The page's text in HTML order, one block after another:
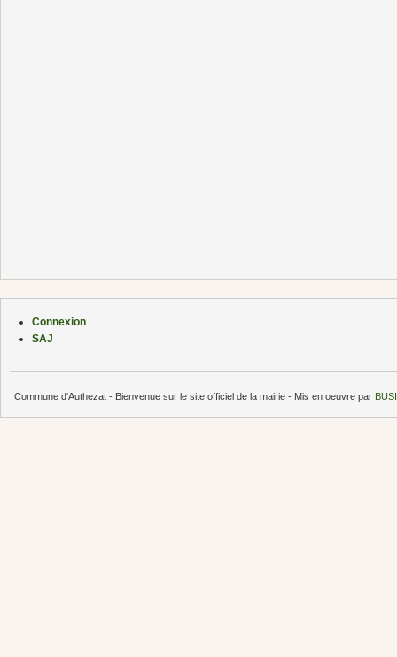
Connexion
SAJ
Commune d'Authezat - Bienvenue sur le site officiel de la mairie - Mis en oeuvre par